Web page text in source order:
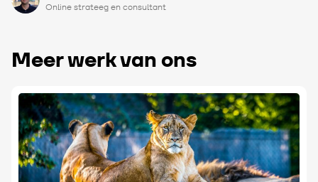
Online strateeg en consultant
Meer werk van ons